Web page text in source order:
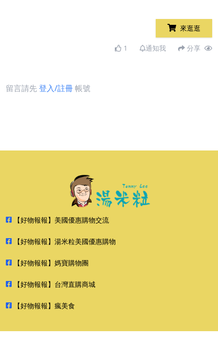
來逛逛
1 通知我 分享
留言請先登入/註冊帳號
【好物報報】美國優惠購物交流
【好物報報】湯米粒美國優惠購物
【好物報報】媽寶購物團
【好物報報】台灣直購商城
【好物報報】瘋美食